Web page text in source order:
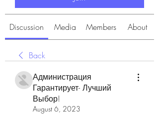
Discussion Media Members About
Back
Администрация
Гарантирует- Лучший
Выбор!
August 6, 2023